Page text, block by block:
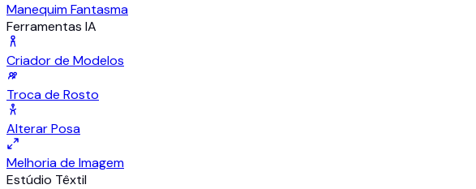
Manequim Fantasma
Ferramentas IA
Criador de Modelos
Troca de Rosto
Alterar Posa
Melhoria de Imagem
Estúdio Têxtil